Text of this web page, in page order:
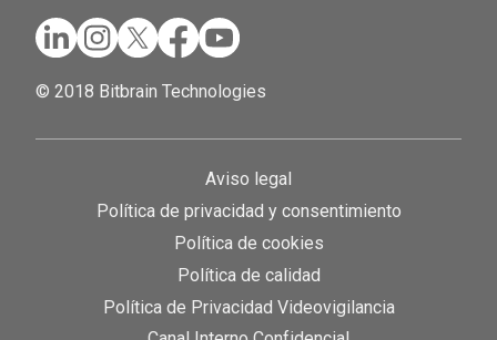
© 2018 Bitbrain Technologies
Aviso legal
Política de privacidad y consentimiento
Política de cookies
Política de calidad
Política de Privacidad Videovigilancia